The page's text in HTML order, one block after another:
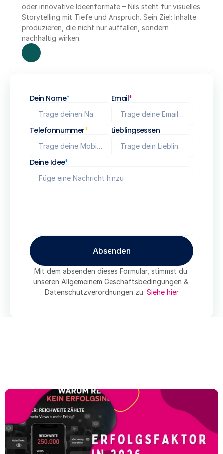
oder innovative Ideenformate – Nils steht für visuelles
Storytelling mit Tiefe und Anspruch. Sein Ziel: Inhalte
produzieren, die nicht nur auffallen, sondern
nachhaltig wirken.
Dein Name* Email*
Telefonnummer* Lieblingsessen
Deine Idee*
Absenden
Absenden
Mit dem absenden dieses Formular, stimmst du
unseren Allgemeinem Geschäftsbedingungen &
Datenschutzverordnungen zu. Siehe hier